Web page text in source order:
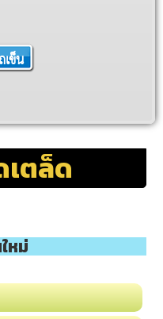
ข็น
เตล็ด
หม่